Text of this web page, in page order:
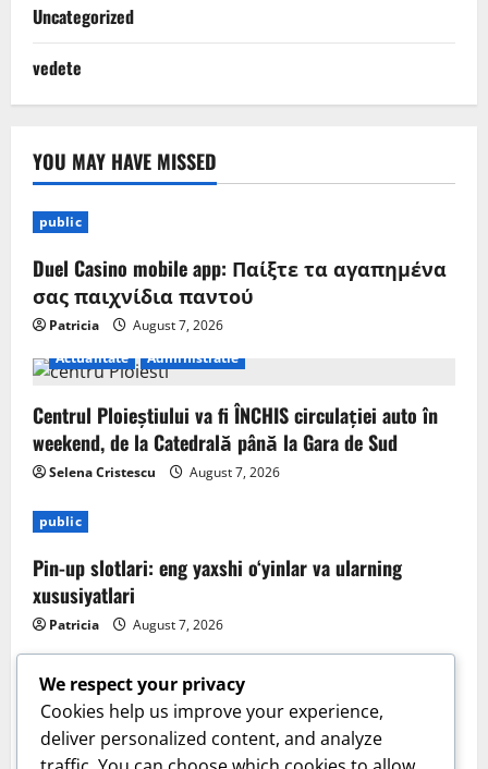
Uncategorized
vedete
YOU MAY HAVE MISSED
public
Duel Casino mobile app: Παίξτε τα αγαπημένα
σας παιχνίδια παντού
Patricia
August 7, 2026
Actualitate
Administratie
Centrul Ploieștiului va fi ÎNCHIS circulației auto în
weekend, de la Catedrală până la Gara de Sud
Selena Cristescu August 7, 2026
public
Pin-up slotlari: eng yaxshi o‘yinlar va ularning
xususiyatlari
Patricia August 7, 2026
Sanatate
We respect your privacy
Cookies help us improve your experience,
deliver personalized content, and analyze